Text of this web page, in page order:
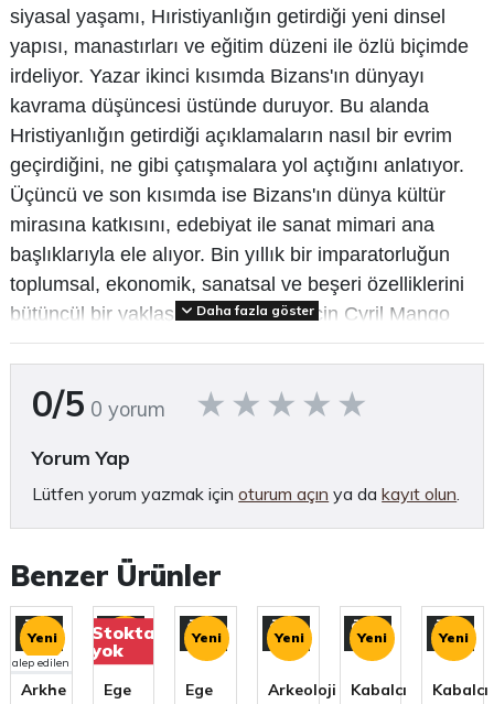
siyasal yaşamı, Hıristiyanlığın getirdiği yeni dinsel
yapısı, manastırları ve eğitim düzeni ile özlü biçimde
irdeliyor. Yazar ikinci kısımda Bizans'ın dünyayı
kavrama düşüncesi üstünde duruyor. Bu alanda
Hristiyanlığın getirdiği açıklamaların nasıl bir evrim
geçirdiğini, ne gibi çatışmalara yol açtığını anlatıyor.
Üçüncü ve son kısımda ise Bizans'ın dünya kültür
mirasına katkısını, edebiyat ile sanat mimari ana
başlıklarıyla ele alıyor. Bin yıllık bir imparatorluğun
toplumsal, ekonomik, sanatsal ve beşeri özelliklerini
bütüncül bir yaklaşımla kavramak için Cyril Mango
bize sağlam ve kolay anlaşılır bir metin sunuyor.
(Tanıtım bülteninden)
Arkeolojiye dair daha fazla içerik için
bölümlerini ziyaret etmeyi unutmayın.
Daha fazla göster
0/5 0 yorum
Yorum Yap
Lütfen yorum yazmak içinoturum açın ya dakayıt olun.
Benzer Ürünler
Özel
Ürün
Yeni
alep edilen
Arkhe
Özel
Ürün
Yeni
Stokta
yok
Ege
Özel
Ürün
Yeni
Ege
Özel
Ürün
Yeni
Arkeoloji
Özel
Ürün
Yeni
Kabalcı
Özel
Ürün
Yeni
Kabalcı